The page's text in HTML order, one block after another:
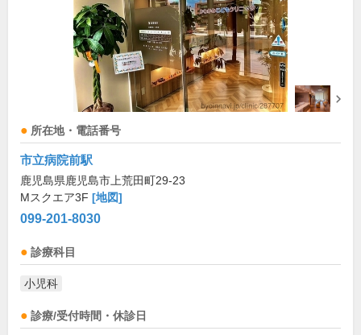
所在地・電話番号
市立病院前駅
鹿児島県鹿児島市上荒田町29-23
Mスクエア3F [地図]
099-201-8030
診療科目
小児科
診療/受付時間・休診日